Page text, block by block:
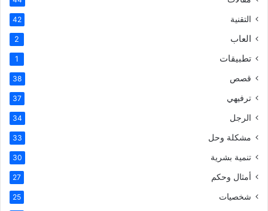
التقنية 42
العاب 2
تطبيقات 1
قصص 38
ترفيهي 37
الرجل 34
مشكلة وحل 33
تنمية بشرية 30
أمثال وحكم 27
شخصيات 25